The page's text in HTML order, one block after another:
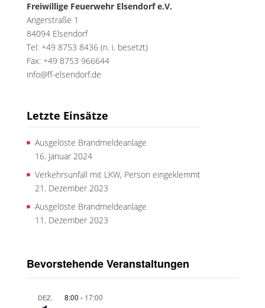
Freiwillige Feuerwehr Elsendorf e.V.
Angerstraße 1
84094 Elsendorf
Tel: +49 8753 8436 (n. i. besetzt)
Fax: +49 8753 966644
info@ff-elsendorf.de
Letzte Einsätze
Ausgelöste Brandmeldeanlage
16. Januar 2024
Verkehrsunfall mit LKW, Person eingeklemmt
21. Dezember 2023
Ausgelöste Brandmeldeanlage
11. Dezember 2023
Bevorstehende Veranstaltungen
DEZ. 8:00 - 17:00